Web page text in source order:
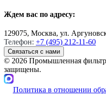
Ждем вас по адресу:
129075, Москва, ул.
Телефон: +7 (495) 212-11-60
Связаться с нами
© 2026 Промышленная
защищены.
Политика в отношении